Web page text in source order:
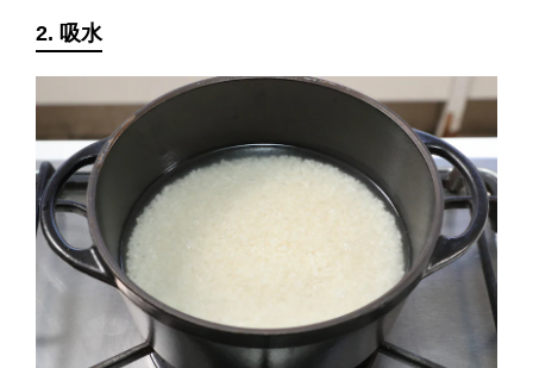
2. 吸水